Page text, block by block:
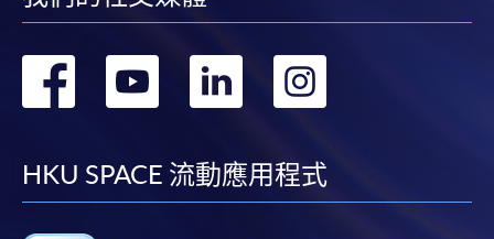
轉
facebook
轉
youtube
轉
linkedin
HKU SPACE 流動應用程式